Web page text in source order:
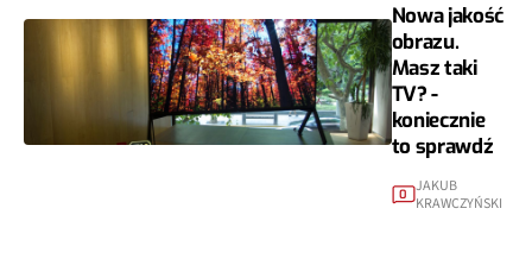
Nowa jakość
obrazu.
Masz taki
TV? -
koniecznie
to sprawdź
0 JAKUB
KRAWCZYŃSKI